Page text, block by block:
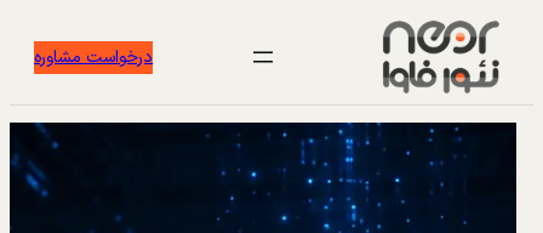
درخواست مشاوره